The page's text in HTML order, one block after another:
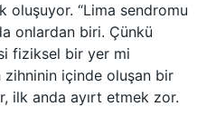
oluşuyor. “Lima sendromu
onlardan biri. Çünkü
fiziksel bir yer mi
içinde oluşan bir
ilk anda ayırt etmek zor.